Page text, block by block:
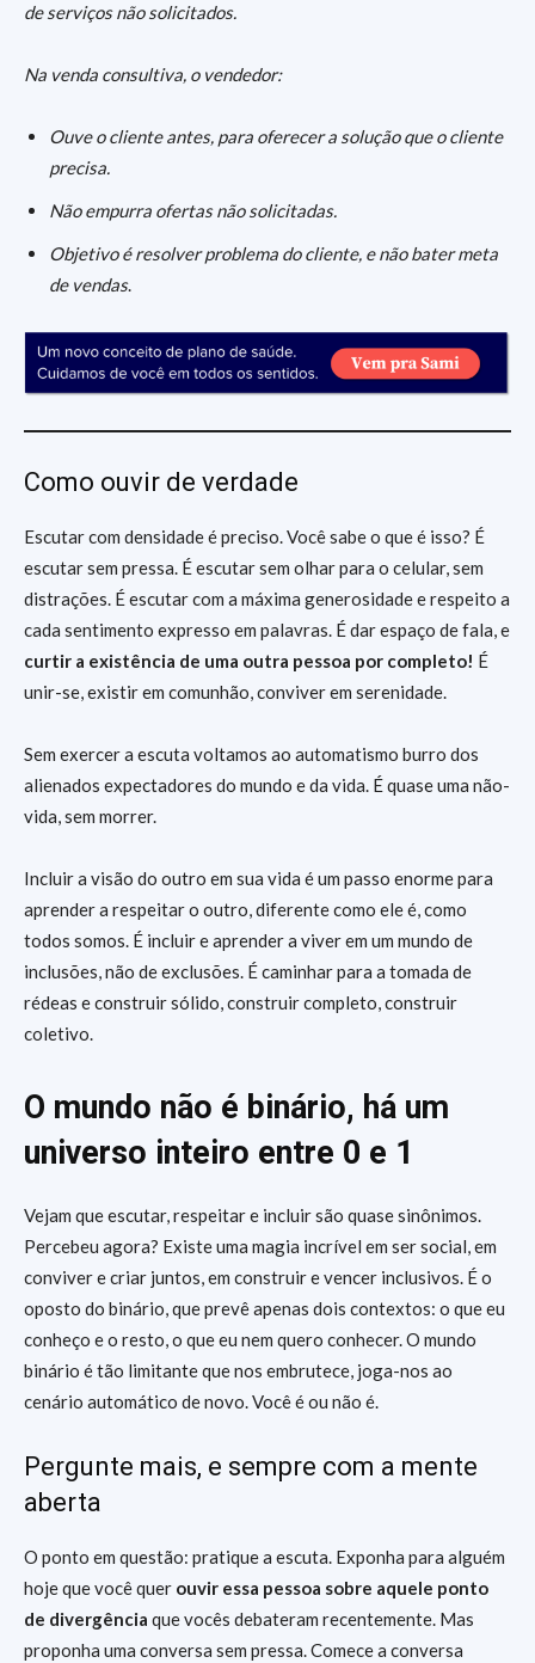
de serviços não solicitados.
Na venda consultiva, o vendedor:
Ouve o cliente antes, para oferecer a solução que o cliente
precisa.
Não empurra ofertas não solicitadas.
Objetivo é resolver problema do cliente, e não bater meta
de vendas.
Como ouvir de verdade
Escutar com densidade é preciso. Você sabe o que é isso? É
escutar sem pressa. É escutar sem olhar para o celular, sem
distrações. É escutar com a máxima generosidade e respeito a
cada sentimento expresso em palavras. É dar espaço de fala, e
curtir a existência de uma outra pessoa por completo! É
unir-se, existir em comunhão, conviver em serenidade.
Sem exercer a escuta voltamos ao automatismo burro dos
alienados expectadores do mundo e da vida. É quase uma não-
vida, sem morrer.
Incluir a visão do outro em sua vida é um passo enorme para
aprender a respeitar o outro, diferente como ele é, como
todos somos. É incluir e aprender a viver em um mundo de
inclusões, não de exclusões. É caminhar para a tomada de
rédeas e construir sólido, construir completo, construir
coletivo.
O mundo não é binário, há um
universo inteiro entre 0 e 1
Vejam que escutar, respeitar e incluir são quase sinônimos.
Percebeu agora? Existe uma magia incrível em ser social, em
conviver e criar juntos, em construir e vencer inclusivos. É o
oposto do binário, que prevê apenas dois contextos: o que eu
conheço e o resto, o que eu nem quero conhecer. O mundo
binário é tão limitante que nos embrutece, joga-nos ao
cenário automático de novo. Você é ou não é.
Pergunte mais, e sempre com a mente
aberta
O ponto em questão: pratique a escuta. Exponha para alguém
hoje que você quer ouvir essa pessoa sobre aquele ponto
de divergência que vocês debateram recentemente. Mas
proponha uma conversa sem pressa. Comece a conversa